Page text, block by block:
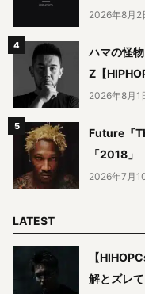
2026年8月2
ハマの怪
Z【
2026年8月1
Future『
「2018」
2026年7月
LATEST
【
解とズレ